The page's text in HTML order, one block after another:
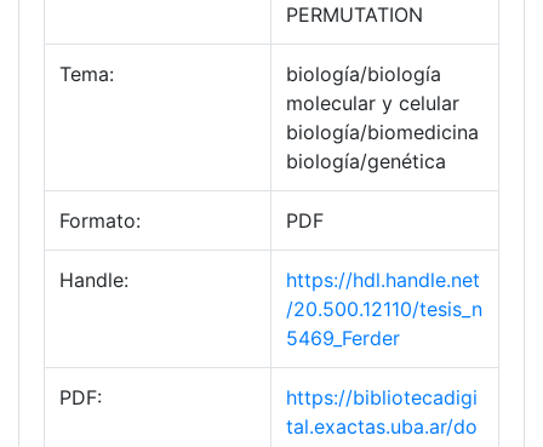
PERMUTATION
Tema:
biología/biología
molecular y celular
biología/biomedicina
biología/genética
Formato: PDF
Handle:
https://hdl.handle.net
/20.500.12110/tesis_n
5469_Ferder
PDF:
https://bibliotecadigi
tal.exactas.uba.ar/do